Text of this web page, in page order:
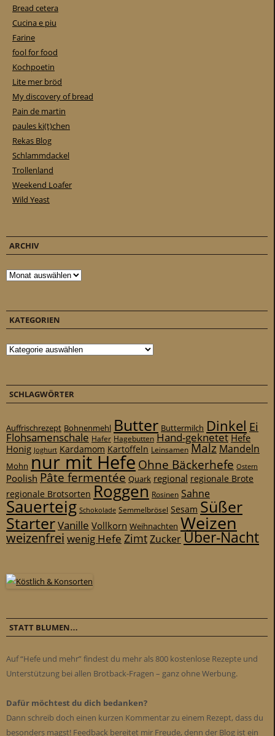
Bread cetera
Cucina e piu
Farine
fool for food
Kochpoetin
Lite mer bröd
My discovery of bread
Pain de martin
paules ki(t)chen
Rekas Blog
Schlammdackel
Trollenland
Weekend Loafer
Wild Yeast
ARCHIV
Archiv
KATEGORIEN
Kategorien
SCHLAGWÖRTER
Auffrischrezept Bohnenmehl Butter Buttermilch Dinkel Ei
Flohsamenschale Hafer Hagebutten Hand-geknetet Hefe
Honig Joghurt Kardamom Kartoffeln Leinsamen Malz Mandeln
Mohn nur mit Hefe Ohne Bäckerhefe Ostern
Poolish Pâte fermentée Quark regional regionale Brote
regionale Brotsorten Roggen Rosinen Sahne
Sauerteig Schokolade Semmelbrösel Sesam Süßer
StarterVanille Vollkorn Weihnachten Weizen
weizenfrei wenig Hefe ZimtZuckerÜber-Nacht
STATT BLUMEN…
Auf “Hefe und mehr” findest du mehr als 800 kostenlose Rezepte und
Unterstützung bei allen Brotback-Fragen – ganz ohne Werbung.
Dafür möchtest du dich bedanken?
Dann schreib doch einen kurzen Kommentar zu einem Rezept, dass du
besonders magst! Feedback bereitet mir Freude, denn der Blog ist ein